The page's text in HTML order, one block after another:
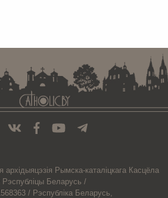
архiдыяцэзiя Рымска-каталіцкага Касцёла
Рэспубліцы Беларусь /
/ Рэспубліка Беларусь,